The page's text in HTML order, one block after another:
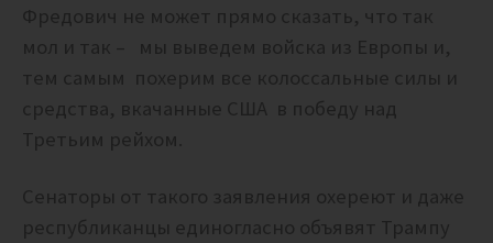
Фредович не может прямо сказать, что так
мол и так – мы выведем войска из Европы и,
тем самым похерим все колоссальные силы и
средства, вкачанные США в победу над
Третьим рейхом.
Сенаторы от такого заявления охереют и даже
республиканцы единогласно объявят Трампу